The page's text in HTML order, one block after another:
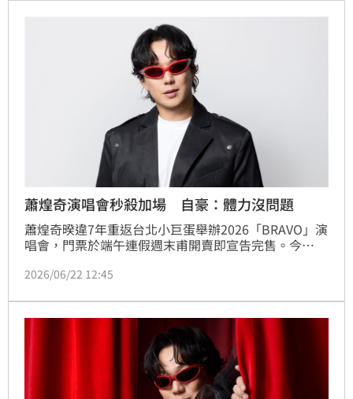
CJ MiT、蕭煌奇以及周自從，認為都有機會在今年金曲
蕭煌奇演唱會秒殺加場 自豪：體力沒問題
蕭煌奇暌違7年重返台北小巨蛋舉辦2026「BRAVO」演
唱會，門票於端午連假週末甫開賣即宣告完售。今
一場，加上原訂的9月19日場次，蕭煌奇將在小巨蛋一
2026/06/22 12:45